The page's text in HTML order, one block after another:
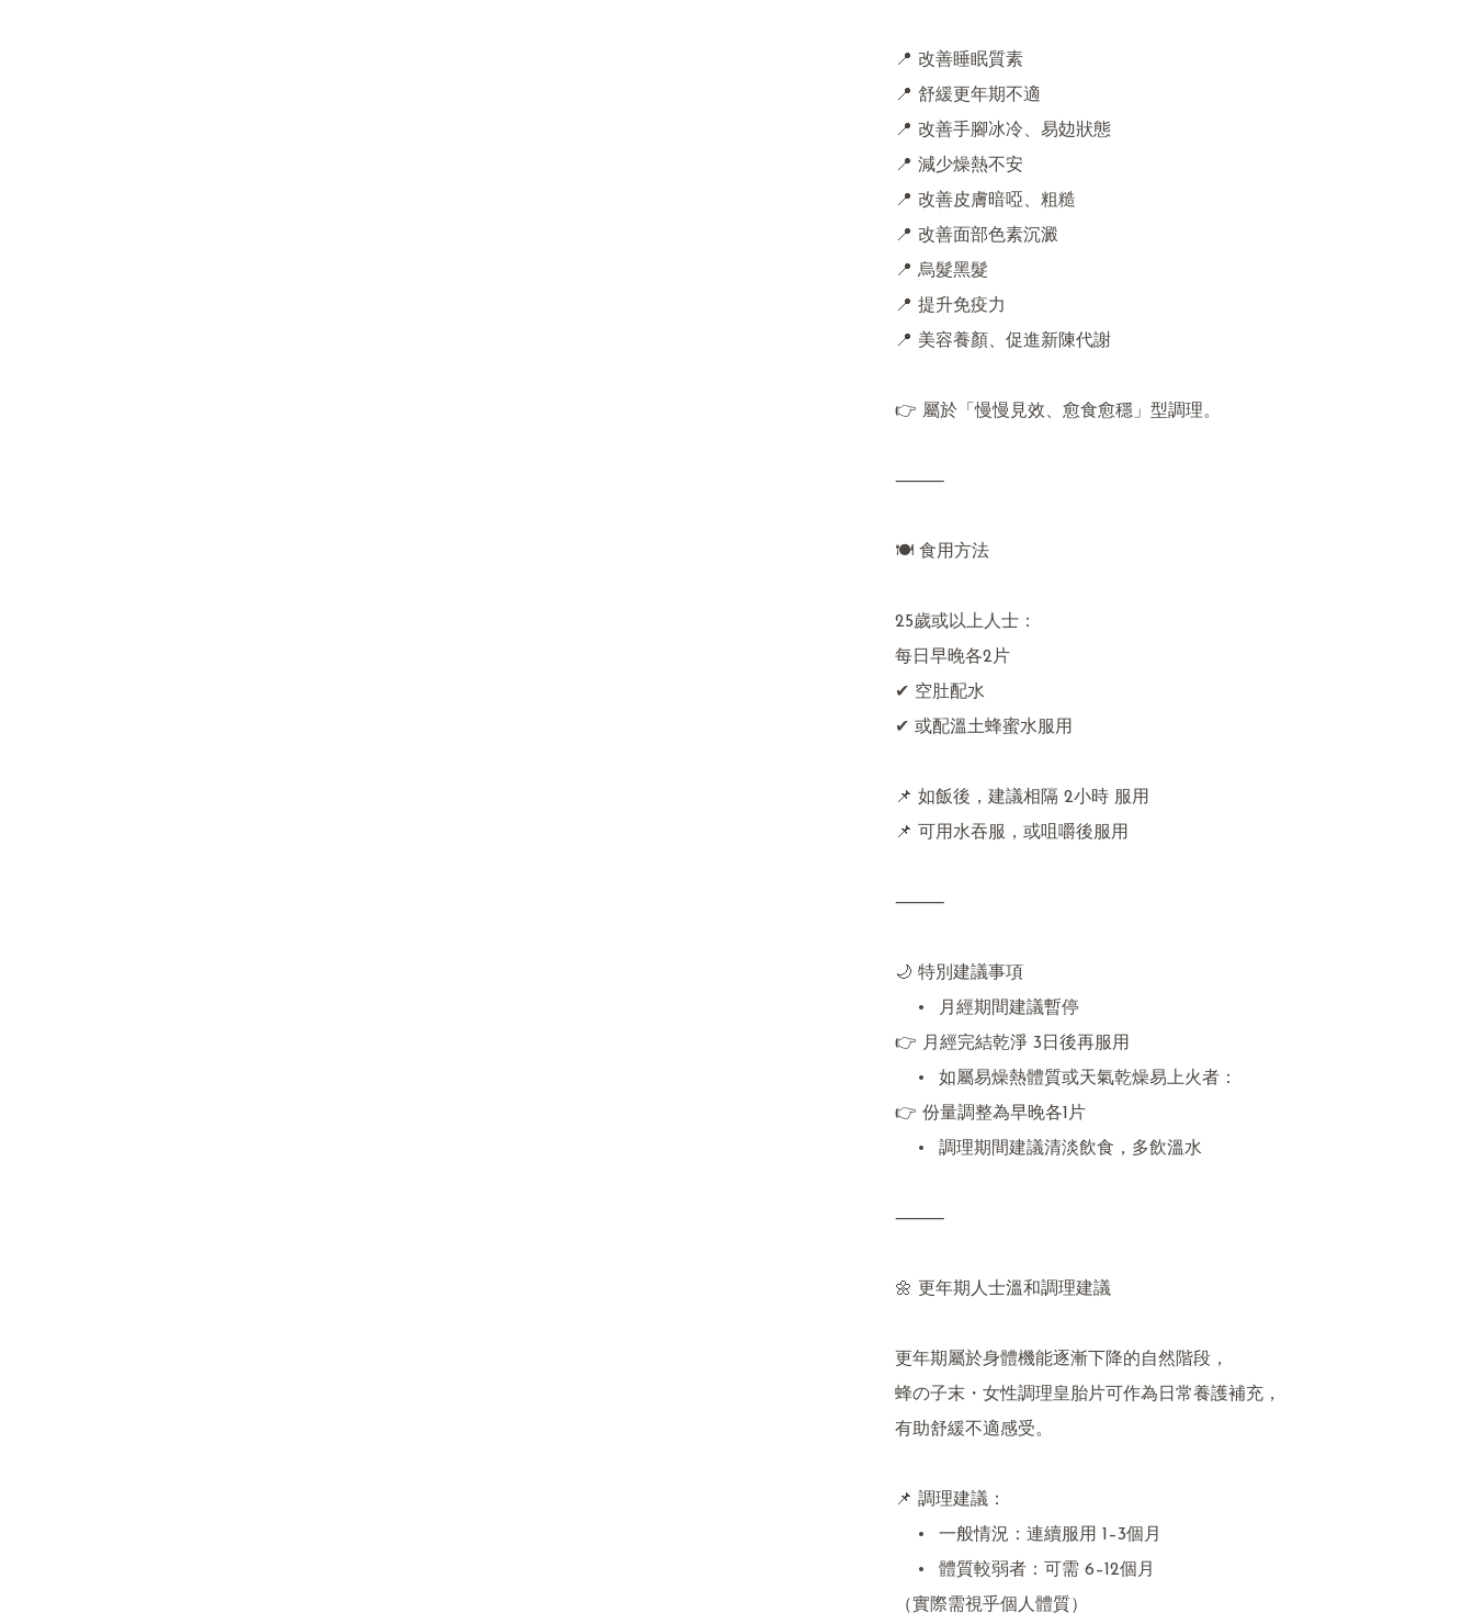
📍 改善睡眠質素
📍 舒緩更年期不適
📍 改善手腳冰冷、易攰狀態
📍 減少燥熱不安
📍 改善皮膚暗啞、粗糙
📍 改善面部色素沉澱
📍 烏髮黑髮
📍 提升免疫力
📍 美容養顏、促進新陳代謝
👉 屬於「慢慢見效、愈食愈穩」型調理。
⸻
🍽 食用方法
25歲或以上人士：
每日早晚各2片
✔ 空肚配水
✔ 或配溫土蜂蜜水服用
📌 如飯後，建議相隔 2小時 服用
📌 可用水吞服，或咀嚼後服用
⸻
🌙 特別建議事項
👉 月經完結乾淨 3日後再服用
👉 份量調整為早晚各1片
⸻
🌼 更年期人士溫和調理建議
更年期屬於身體機能逐漸下降的自然階段，
蜂の子末・女性調理皇胎片可作為日常養護補充，
有助舒緩不適感受。
📌 調理建議：
（實際需視乎個人體質）